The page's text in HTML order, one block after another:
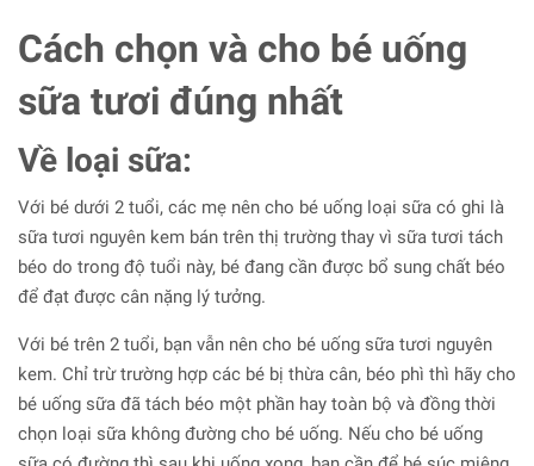
Cách chọn và cho bé uống
sữa tươi đúng nhất
Về loại sữa:
Với bé dưới 2 tuổi, các mẹ nên cho bé uống loại sữa có ghi là
sữa tươi nguyên kem bán trên thị trường thay vì sữa tươi tách
béo do trong độ tuổi này, bé đang cần được bổ sung chất béo
để đạt được cân nặng lý tưởng.
Với bé trên 2 tuổi, bạn vẫn nên cho bé uống sữa tươi nguyên
kem. Chỉ trừ trường hợp các bé bị thừa cân, béo phì thì hãy cho
bé uống sữa đã tách béo một phần hay toàn bộ và đồng thời
chọn loại sữa không đường cho bé uống. Nếu cho bé uống